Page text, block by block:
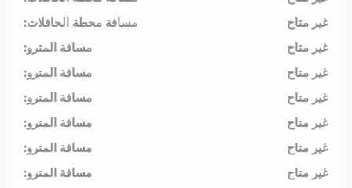
مسافة محطة الحافلات:
غير متاح
مسافة المترو:
غير متاح
مسافة المترو:
غير متاح
مسافة المترو:
غير متاح
مسافة المترو:
غير متاح
مسافة المترو:
غير متاح
مسافة المترو:
غير متاح